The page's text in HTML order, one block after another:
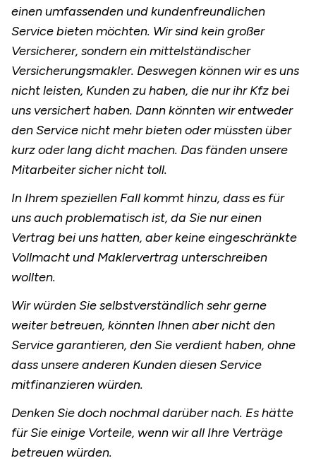
einen umfassenden und kundenfreundlichen
Service bieten möchten. Wir sind kein großer
Versicherer, sondern ein mittelständischer
Versicherungsmakler. Deswegen können wir es uns
nicht leisten, Kunden zu haben, die nur ihr Kfz bei
uns versichert haben. Dann könnten wir entweder
den Service nicht mehr bieten oder müssten über
kurz oder lang dicht machen. Das fänden unsere
Mitarbeiter sicher nicht toll.
In Ihrem speziellen Fall kommt hinzu, dass es für
uns auch problematisch ist, da Sie nur einen
Vertrag bei uns hatten, aber keine eingeschränkte
Vollmacht und Maklervertrag unterschreiben
wollten.
Wir würden Sie selbstverständlich sehr gerne
weiter betreuen, könnten Ihnen aber nicht den
Service garantieren, den Sie verdient haben, ohne
dass unsere anderen Kunden diesen Service
mitfinanzieren würden.
Denken Sie doch nochmal darüber nach. Es hätte
für Sie einige Vorteile, wenn wir all Ihre Verträge
betreuen würden.